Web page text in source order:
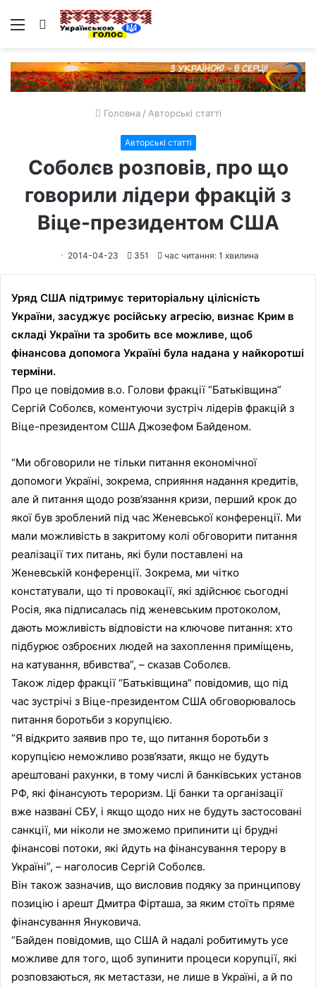
Меню Пошук
Головна / Авторські статті
Авторські статті
Соболєв розповів, про що
говорили лідери фракцій з
Віце-президентом США
2014-04-23 351 час читання: 1 хвилина
Уряд США підтримує територіальну цілісність
України, засуджує російську агресію, визнає Крим в
складі України та зробить все можливе, щоб
фінансова допомога Україні була надана у найкоротші
терміни.
Про це повідомив в.о. Голови фракції “Батьківщина”
Сергій Соболєв, коментуючи зустріч лідерів фракцій з
Віце-президентом США Джозефом Байденом.
“Ми обговорили не тільки питання економічної
допомоги Україні, зокрема, сприяння надання кредитів,
але й питання щодо розв’язання кризи, перший крок до
якої був зроблений під час Женевської конференції. Ми
мали можливість в закритому колі обговорити питання
реалізації тих питань, які були поставлені на
Женевській конференції. Зокрема, ми чітко
констатували, що ті провокації, які здійснює сьогодні
Росія, яка підписалась під женевським протоколом,
дають можливість відповісти на ключове питання: хто
підбурює озброєних людей на захоплення приміщень,
на катування, вбивства”, – сказав Соболєв.
Також лідер фракції “Батьківщина” повідомив, що під
час зустрічі з Віце-президентом США обговорювалось
питання боротьби з корупцією.
“Я відкрито заявив про те, що питання боротьби з
корупцією неможливо розв’язати, якщо не будуть
арештовані рахунки, в тому числі й банківських установ
РФ, які фінансують тероризм. Ці банки та організації
вже названі СБУ, і якщо щодо них не будуть застосовані
санкції, ми ніколи не зможемо припинити ці брудні
фінансові потоки, які йдуть на фінансування терору в
Україні”, – наголосив Сергій Соболєв.
Він також зазначив, що висловив подяку за принципову
позицію і арешт Дмитра Фірташа, за яким стоїть пряме
фінансування Януковича.
“Байден повідомив, що США й надалі робитимуть усе
можливе для того, щоб зупинити процеси корупції, які
розповзаються, як метастази, не лише в Україні, а й по